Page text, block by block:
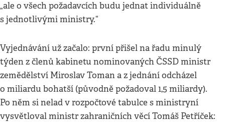
„ale o všech požadavcích budu jednat individuálně
s jednotlivými ministry.“
Vyjednávání už začalo: první přišel na řadu minulý
týden z členů kabinetu nominovaných ČSSD ministr
zemědělství Miroslav Toman a z jednání odcházel
o miliardu bohatší (původně požadoval 1,5 miliardy).
Po něm si nelad v rozpočtové tabulce s ministryní
vysvětloval ministr zahraničních věcí Tomáš Petříček: